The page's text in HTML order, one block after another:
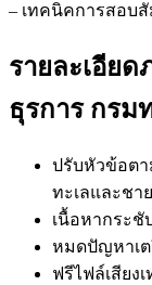
– เทคนิคการสอบ
รายละเอีย
ธุรการ กรม
ปรับหัวข้อต
ทะเลและชา
เนื้อหากระชั
หมดปัญหาเ
ฟรีไฟล์เสีย